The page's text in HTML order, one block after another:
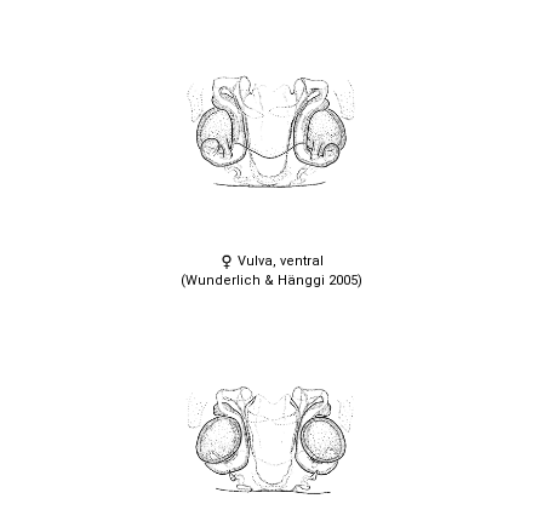
Vulva, ventral
(Wunderlich & Hänggi 2005)